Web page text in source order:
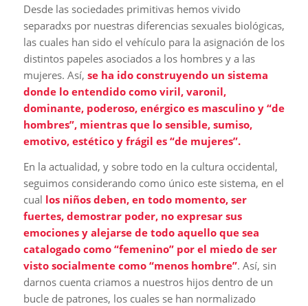
Desde las sociedades primitivas hemos vivido
separadxs por nuestras diferencias sexuales biológicas,
las cuales han sido el vehículo para la asignación de los
distintos papeles asociados a los hombres y a las
mujeres. Así, se ha ido construyendo un sistema
donde lo entendido como viril, varonil,
dominante, poderoso, enérgico es masculino y “de
hombres”, mientras que lo sensible, sumiso,
emotivo, estético y frágil es “de mujeres”.
En la actualidad, y sobre todo en la cultura occidental,
seguimos considerando como único este sistema, en el
cual los niños deben, en todo momento, ser
fuertes, demostrar poder, no expresar sus
emociones y alejarse de todo aquello que sea
catalogado como “femenino” por el miedo de ser
visto socialmente como “menos hombre”. Así, sin
darnos cuenta criamos a nuestros hijos dentro de un
bucle de patrones, los cuales se han normalizado